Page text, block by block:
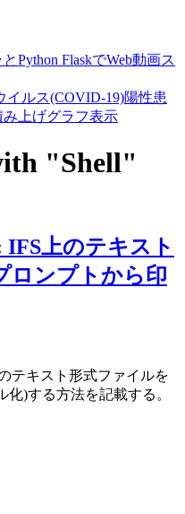
Python FlaskでWeb動画ス
イルス(COVID-19)陽性患
上げグラフ表示
"Shell"
IFS上のテキスト
ロンプトから印
テキスト形式ファイルを
化)する方法を記載する。